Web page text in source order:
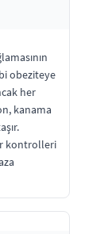
obeziteye
her
kanama
kontrolleri